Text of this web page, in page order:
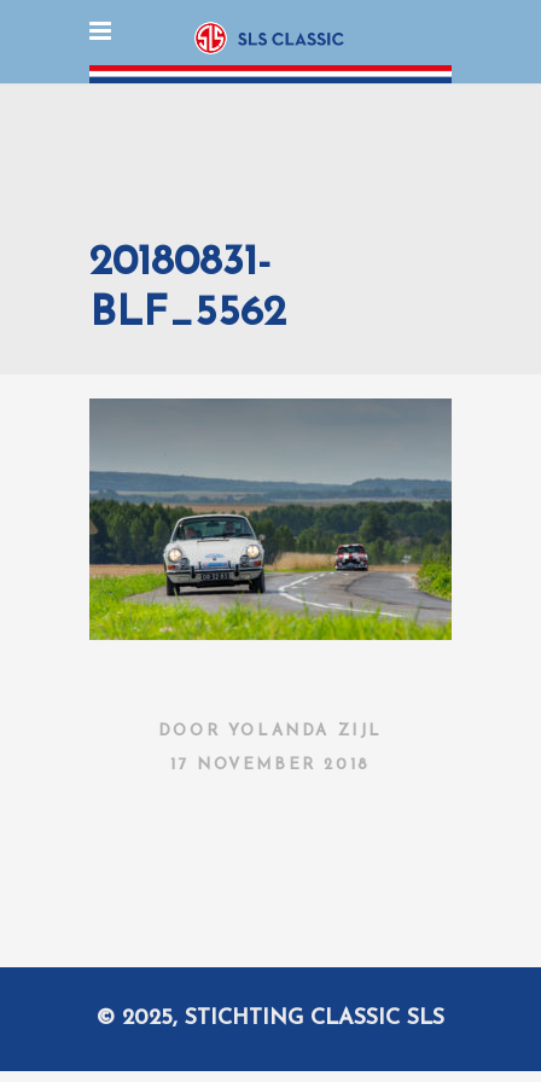
20180831-
BLF_5562
DOOR YOLANDA ZIJL
17 NOVEMBER 2018
© 2025, STICHTING CLASSIC SLS